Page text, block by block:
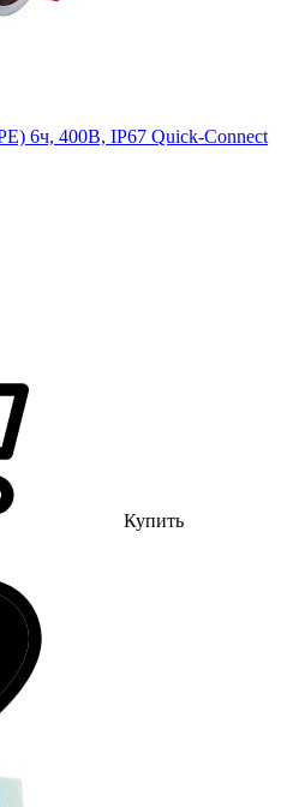
6ч, 400В, IP67 Quick-Connect
Купить